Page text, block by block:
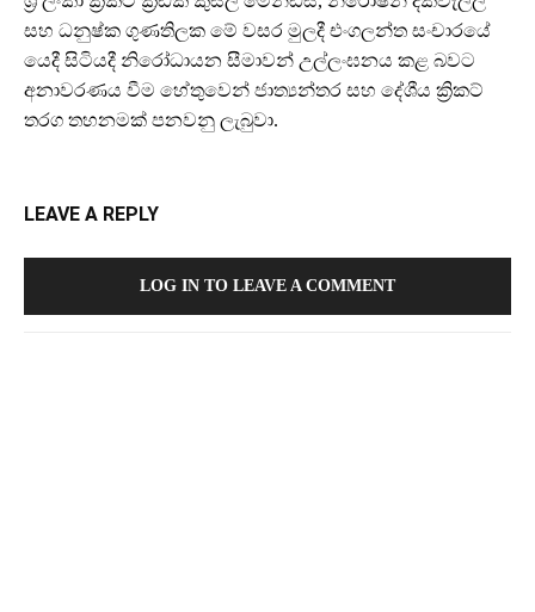
සහ ධනුෂ්ක ගුණතිලක මේ වසර මුලදී එංගලන්ත සංචාරයේ
යෙදී සිටියදී නිරෝධායන සීමාවන් උල්ලංඝනය කළ බවට
අනාවරණය වීම හේතුවෙන් ජාත්‍යන්තර සහ දේශීය ක්‍රිකට්
තරග තහනමක් පනවනු ලැබුවා.
LEAVE A REPLY
LOG IN TO LEAVE A COMMENT